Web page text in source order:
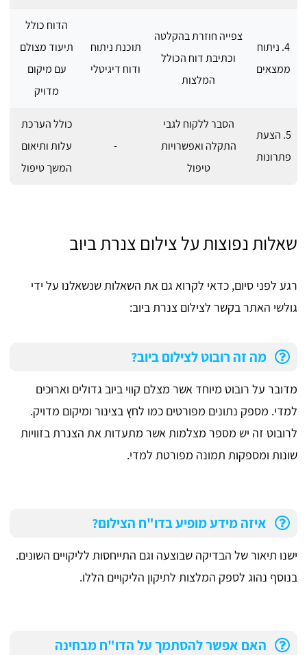
4. ניתוח
ממצאים
צפייה חוזרת בהקלטה
וכתיבת דוח הכולל
המלצות
תוכנת ניתוח
ודוח דיגיטלי
הדוח כולל
תיעוד מצולם
עם מיקום
מדויק
5. הצעת
פתרונות
הסבר ללקוח לגבי
התקלה ואפשרויות
טיפול
-
כולל הערכת
עלות ותיאום
המשך טיפול
שאלות נפוצות על צילום צנרת ביוב
רגע לפני סיום, כדאי לקרוא גם את השאלות שנשאלנו על ידי
גולשי האתר בקשר לצילום צנרת ביוב:
מה זה רובוט לצילום ביוב?
מדובר על רובוט מיוחד אשר מצלם קווי ביוב גדולים וארוכים
למדי. מספק נתונים מפורטים כמו לחץ בצינור ומיקום מדויק.
לרובוט זה יש מספר מצלמות אשר מתעדות את הצנרת בזוויות
שונות ומספקות תמונה מפורטת למדי.
איזה מידע מופיע בדו"ח הצילום?
ישנו תיאור של הבדיקה שבוצעה וגם התייחסות לליקויים השונים.
בנוסף נהוג לספק המלצות לתיקון הליקויים הללו.
האם אפשר להסתמך על הדו"ח מבחינה